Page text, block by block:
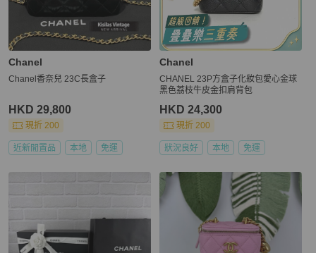
Chanel
Chanel香奈兒 23C長盒子
HKD 29,800
現折 200
近新閒置品 本地 免運
Chanel
CHANEL 23P方盒子化妝包愛心金球
黑色荔枝牛皮金扣肩背包
HKD 24,300
現折 200
狀況良好 本地 免運